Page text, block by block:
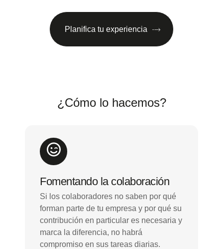
Planifica tu experiencia
¿Cómo lo hacemos?
Fomentando la colaboración
Si los colaboradores no saben por qué
forman parte de tu empresa y por qué su
contribución en particular es necesaria y
marca la diferencia, no habrá
compromiso en sus tareas diarias.